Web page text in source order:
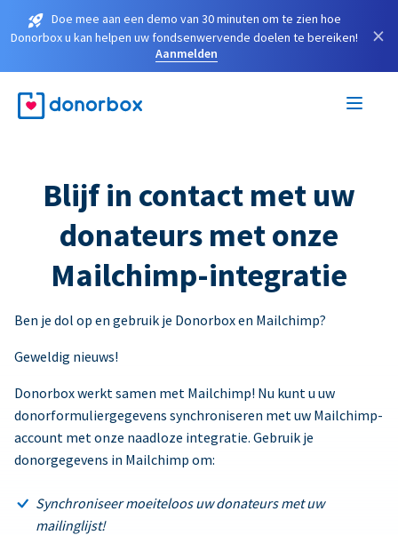
Doe mee aan een demo van 30 minuten om te zien hoe
Donorbox u kan helpen uw fondsenwervende doelen te bereiken!
Aanmelden
×
Blijf in contact met uw
donateurs met onze
Mailchimp-integratie
Ben je dol op en gebruik je Donorbox en Mailchimp?
Geweldig nieuws!
Donorbox werkt samen met Mailchimp! Nu kunt u uw
donorformuliergegevens synchroniseren met uw Mailchimp-
account met onze naadloze integratie. Gebruik je
donorgegevens in Mailchimp om:
Synchroniseer moeiteloos uw donateurs met uw
mailinglijst!